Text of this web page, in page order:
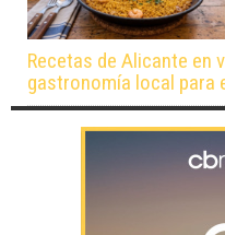
Recetas de Alicante en
gastronomía local para